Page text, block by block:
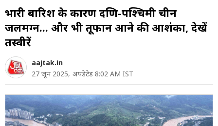
भारी बारिश के कारण दक्षिण-पश्चिमी चीन
जलमग्न... और भी तूफान आने की आशंका, देखें
तस्वीरें
aajtak.in
27 जून 2025, अपडेटेड 8:02 AM IST